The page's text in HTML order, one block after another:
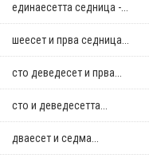
единаесетта седница -...
шеесет и прва седница...
сто деведесет и прва...
сто и деведесетта...
дваесет и седма...